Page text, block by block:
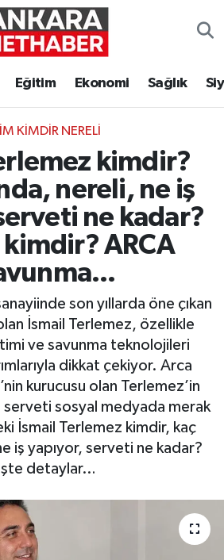
Eğitim Ekonomi Sağlık
KIMDIR NERELI
kimdir?
nereli, ne iş
ne kadar?
kimdir? ARCA
son yıllarda öne çıkan
İsmail Terlemez, özellikle
ve savunma teknolojileri
dikkat çekiyor. Arca
kurucusu olan Terlemez’in
serveti sosyal medyada merak
İsmail Terlemez kimdir, kaç
iş yapıyor, serveti ne kadar?
İşte detaylar…